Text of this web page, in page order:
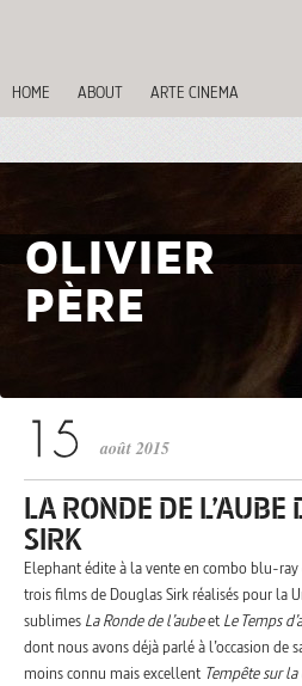
HOME ABOUT ARTE CINEMA
OLIVIER
PÈRE
août 2015
LA RONDE DE L’AUBE
SIRK
Elephant édite à la vente en combo blu-ray
trois films de Douglas Sirk réalisés pour la
sublimes La Ronde de l’aubeet Le Temps
dont nous avons déjà parlé à l’occasion de
moins connu mais excellent Tempête sur